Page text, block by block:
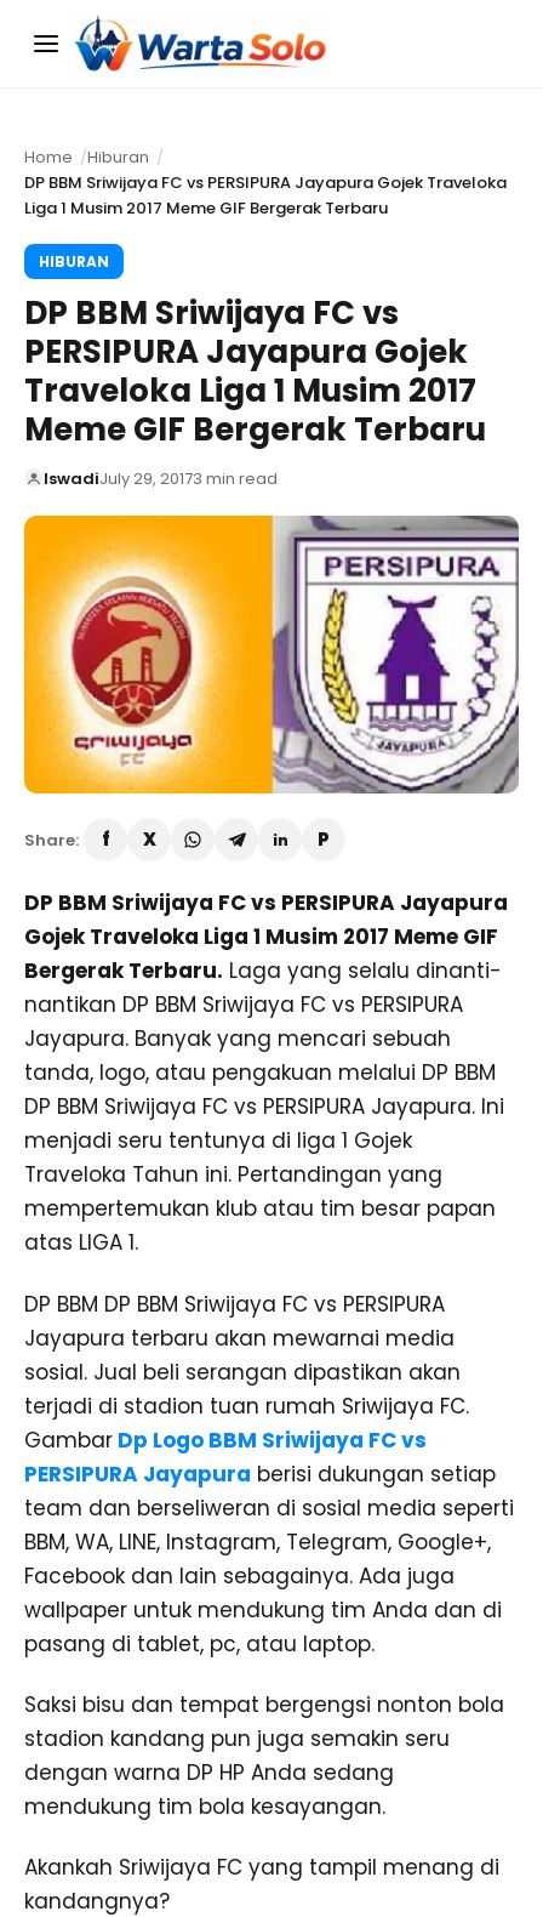
Menu
Home
Hiburan
DP BBM Sriwijaya FC vs PERSIPURA Jayapura Gojek Traveloka
Liga 1 Musim 2017 Meme GIF Bergerak Terbaru
HIBURAN
DP BBM Sriwijaya FC vs
PERSIPURA Jayapura Gojek
Traveloka Liga 1 Musim 2017
Meme GIF Bergerak Terbaru
IswadiJuly 29, 20173 min read
Share:
DP BBM Sriwijaya FC vs PERSIPURA Jayapura
Gojek Traveloka Liga 1 Musim 2017 Meme GIF
Bergerak Terbaru. Laga yang selalu dinanti-
nantikan DP BBM Sriwijaya FC vs PERSIPURA
Jayapura. Banyak yang mencari sebuah
tanda, logo, atau pengakuan melalui DP BBM
DP BBM Sriwijaya FC vs PERSIPURA Jayapura. Ini
menjadi seru tentunya di liga 1 Gojek
Traveloka Tahun ini. Pertandingan yang
mempertemukan klub atau tim besar papan
atas LIGA 1.
DP BBM DP BBM Sriwijaya FC vs PERSIPURA
Jayapura terbaru akan mewarnai media
sosial. Jual beli serangan dipastikan akan
terjadi di stadion tuan rumah Sriwijaya FC.
Gambar Dp Logo BBM Sriwijaya FC vs
PERSIPURA Jayapura berisi dukungan setiap
team dan berseliweran di sosial media seperti
BBM, WA, LINE, Instagram, Telegram, Google+,
Facebook dan lain sebagainya. Ada juga
wallpaper untuk mendukung tim Anda dan di
pasang di tablet, pc, atau laptop.
Saksi bisu dan tempat bergengsi nonton bola
stadion kandang pun juga semakin seru
dengan warna DP HP Anda sedang
mendukung tim bola kesayangan.
Akankah Sriwijaya FC yang tampil menang di
kandangnya?